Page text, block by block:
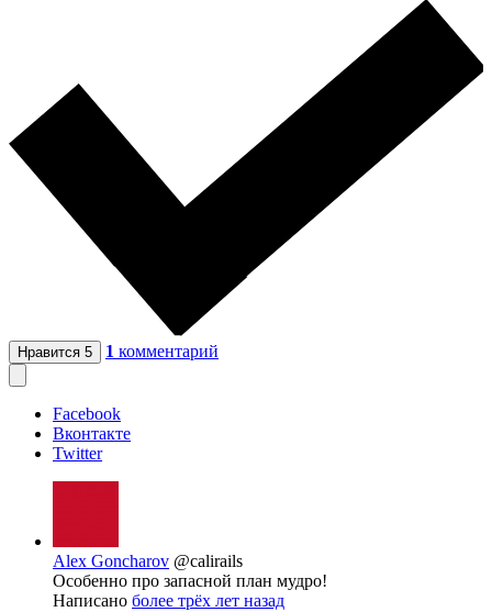
Нравится 5 1 комментарий
Facebook
Вконтакте
Twitter
Alex Goncharov @calirails
Особенно про запасной план мудро!
Написано более трёх лет назад